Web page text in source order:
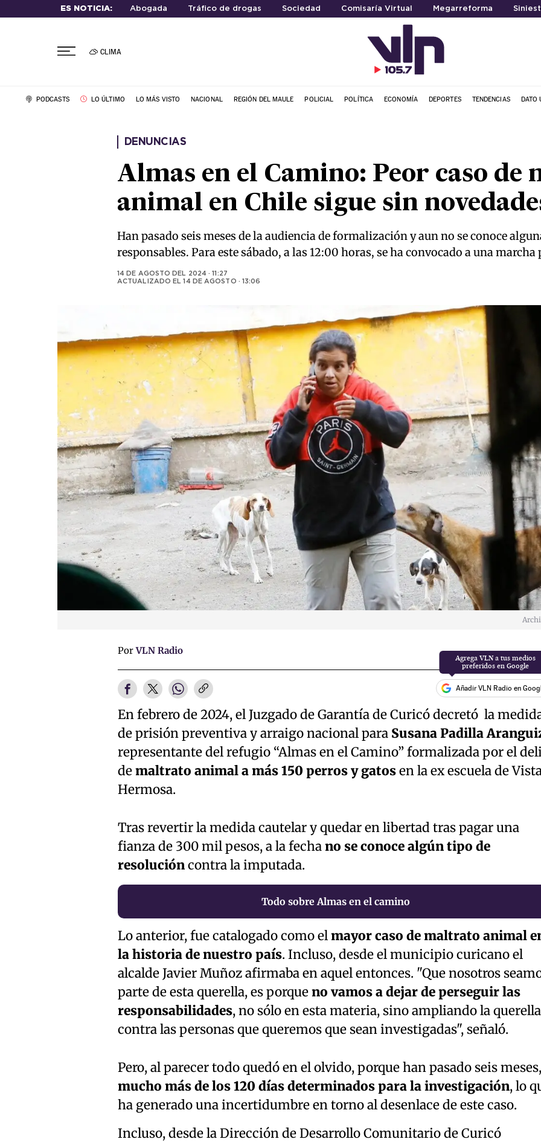
ES NOTICIA: Abogada Tráfico de drogas Sociedad Comisaría Virtual Megarreforma
CLIMA
PODCASTS LO ÚLTIMO LO MÁS VISTO NACIONAL REGIÓN DEL MAULE POLICIAL POLÍTICA ECONOMÍA DEPORTES TENDENCIAS DATO
DENUNCIAS
Almas en el Camino: Peor caso de
animal en Chile sigue sin
Han pasado seis meses de la audiencia de formalización y aun no se conoce
responsables. Para este sábado, a las 12:00 horas, se ha convocado a una
14 DE AGOSTO DEL 2024 · 11:27
ACTUALIZADO EL14 DE AGOSTO · 13:06
PorVLN Radio
Añadir VLN Radio en
En febrero de 2024, el Juzgado de Garantía de Curicó decretó la
de prisión preventiva y arraigo nacional para Susana Padilla
representante del refugio “Almas en el Camino” formalizada por el
demaltrato animal a más 150 perros y gatosen la ex escuela de
Hermosa.
Tras revertir la medida cautelar y quedar en libertad tras pagar una
fianza de 300 mil pesos, a la fechano se conoce algún tipo de
resolucióncontra la imputada.
Todo sobre Almas en el camino
Lo anterior, fue catalogado como elmayor caso de maltrato animal
la historia de nuestro país. Incluso, desde el municipio curicano el
alcalde Javier Muñoz afirmaba en aquel entonces. "Que nosotros
parte de esta querella, es porqueno vamos a dejar de perseguir las
responsabilidades, no sólo en esta materia, sino ampliando la querella
contra las personas que queremos que sean investigadas", señaló.
Pero, al parecer todo quedó en el olvido, porque han pasado seis meses,
mucho más de los 120 días determinados para la investigación, lo
ha generado una incertidumbre en torno al desenlace de este caso.
Incluso, desde la Dirección de Desarrollo Comunitario de Curicó